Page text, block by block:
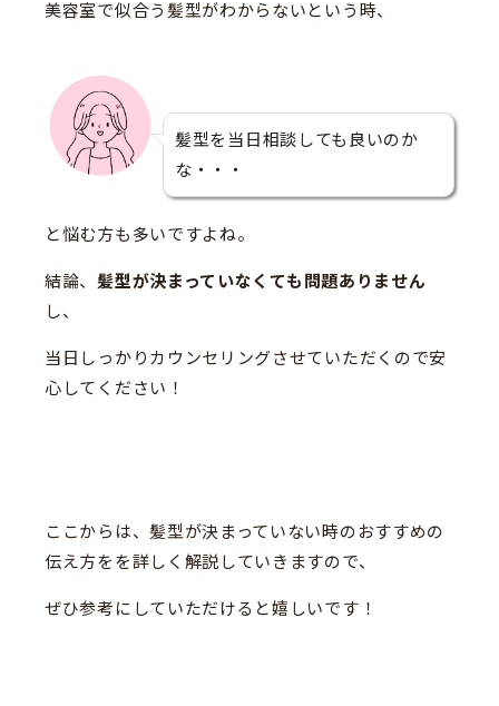
美容室で似合う髪型がわからないという時、
髪型を当日相談しても良いのか
な・・・
と悩む方も多いですよね。
結論、髪型が決まっていなくても問題ありません
し、
当日しっかりカウンセリングさせていただくので安
心してください！
ここからは、髪型が決まっていない時のおすすめの
伝え方をを詳しく解説していきますので、
ぜひ参考にしていただけると嬉しいです！